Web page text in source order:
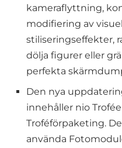
kameraflyttning,
modifiering av
stiliseringseffekter,
dölja figurer eller
perfekta
Den nya
innehåller nio
Troféförpaketing.
använda